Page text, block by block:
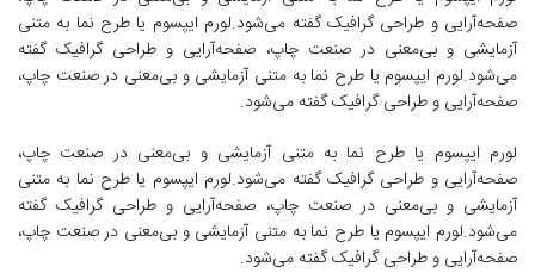
صفحه‌آرایی و طراحی گرافیک گفته می‌شود.لورم ایپسوم یا طرح‌ نما به متنی
آزمایشی و بی‌معنی در صنعت چاپ، صفحه‌آرایی و طراحی گرافیک گفته
می‌شود.لورم ایپسوم یا طرح‌ نما به متنی آزمایشی و بی‌معنی در صنعت چاپ،
صفحه‌آرایی و طراحی گرافیک گفته می‌شود.
لورم ایپسوم یا طرح‌ نما به متنی آزمایشی و بی‌معنی در صنعت چاپ،
صفحه‌آرایی و طراحی گرافیک گفته می‌شود.لورم ایپسوم یا طرح‌ نما به متنی
آزمایشی و بی‌معنی در صنعت چاپ، صفحه‌آرایی و طراحی گرافیک گفته
می‌شود.لورم ایپسوم یا طرح‌ نما به متنی آزمایشی و بی‌معنی در صنعت چاپ،
صفحه‌آرایی و طراحی گرافیک گفته می‌شود.